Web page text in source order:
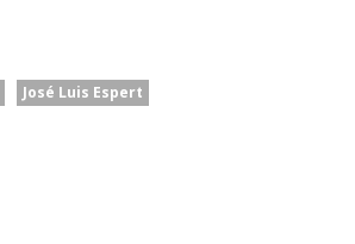
José Luis Espert